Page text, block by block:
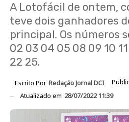
A Lotofácil de ontem,
teve dois ganhadores
principal. Os números
02 03 04 05 08 09 10 11
22 25.
Escrito Por Redação Jornal DCI
Atualizado em 28/07/2022 11:39